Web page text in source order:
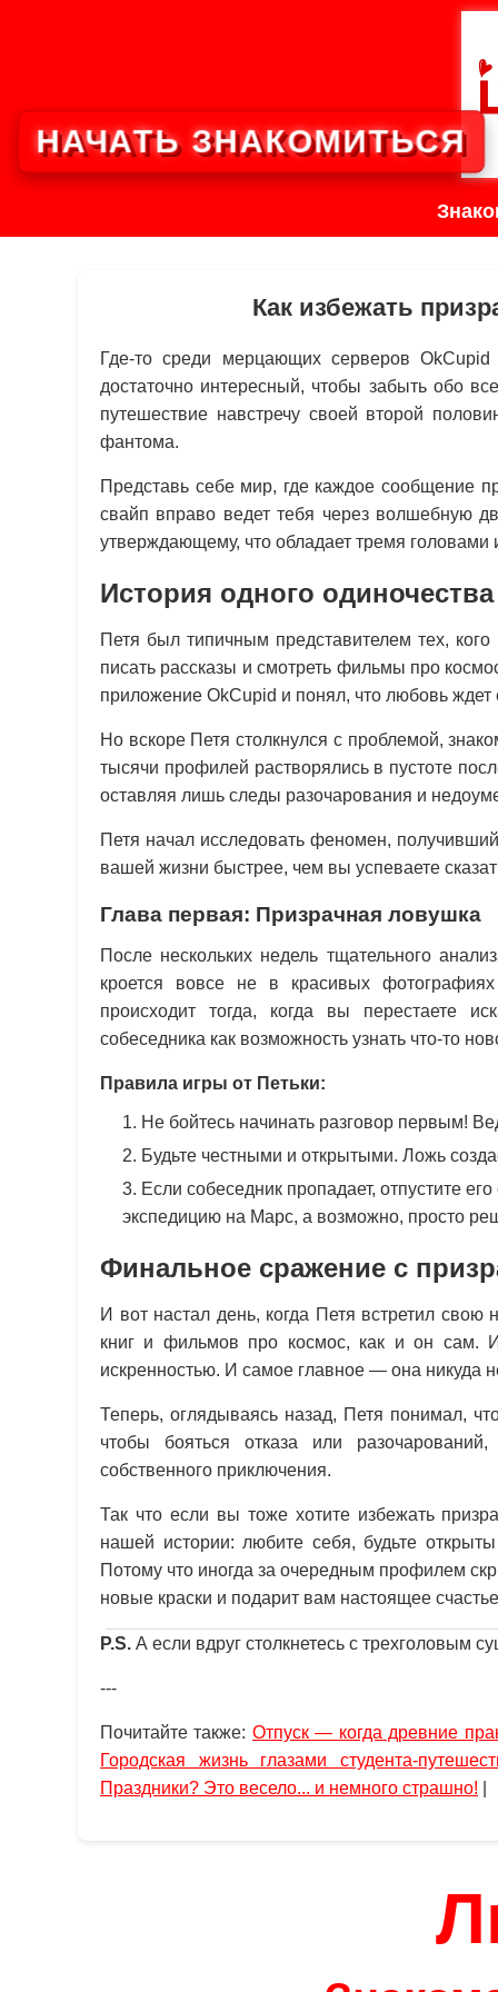
Как избежать
Где-то среди мерцающих серверов
достаточно интересный, чтобы забыть обо
путешествие навстречу своей второй
фантома.
Представь себе мир, где каждое сообщение
свайп вправо ведет тебя через волшебную
утверждающему, что обладает тремя головами
История одного одиночества
Петя был типичным представителем тех,
писать рассказы и смотреть фильмы про
приложение OkCupid и понял, что любовь ждет
Но вскоре Петя столкнулся с проблемой,
тысячи профилей растворялись в пустоте
оставляя лишь следы разочарования и
Петя начал исследовать феномен,
вашей жизни быстрее, чем вы успеваете
Глава первая: Призрачная ловушка
После нескольких недель тщательного
кроется вовсе не в красивых
происходит тогда, когда вы перестаете
собеседника как возможность узнать что-то
Правила игры от Петьки:
Не бойтесь начинать разговор первым!
Будьте честными и открытыми. Ложь
Если собеседник пропадает, отпустите
экспедицию на Марс, а возможно, просто
Финальное сражение с
И вот настал день, когда Петя встретил
книг и фильмов про космос, как и он сам.
искренностью. И самое главное — она никуда
Теперь, оглядываясь назад, Петя понимал,
чтобы бояться отказа или
собственного приключения.
Так что если вы тоже хотите избежать
нашей истории: любите себя, будьте
Потому что иногда за очередным профилем
новые краски и подарит вам настоящее
P.S. А если вдруг столкнетесь с трехголовым
---
Почитайте также: Отпуск — когда древние
Городская жизнь глазами студента-
Праздники? Это весело... и немного страшно!
НАЧАТЬ ЗНАКОМИТЬСЯ